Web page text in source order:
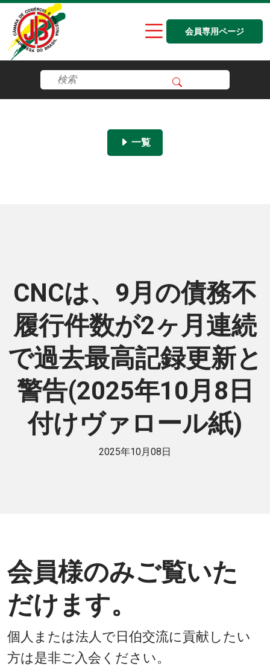
会員専用ページ
一覧
CNCは、9月の債務不
履行件数が2ヶ月連続
で過去最高記録更新と
警告(2025年10月8日
付けヴァロール紙)
2025年10月08日
会員様のみご覧いた
だけます。
個人または法人で日伯交流に貢献したい
方は是非ご入会ください。